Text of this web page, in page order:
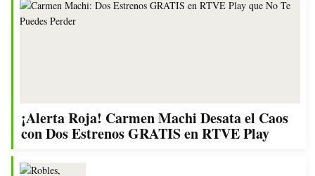
¡Alerta Roja! Carmen Machi Desata el Caos
con Dos Estrenos GRATIS en RTVE Play